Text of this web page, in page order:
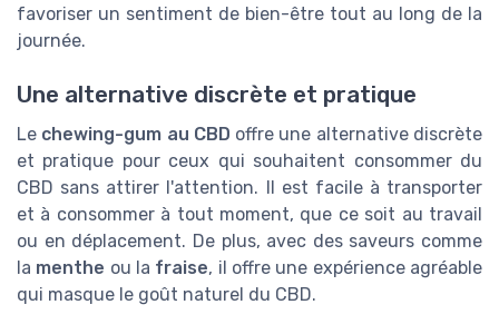
favoriser un sentiment de bien-être tout au long de la
journée.
Une alternative discrète et pratique
Le chewing-gum au CBD offre une alternative discrète
et pratique pour ceux qui souhaitent consommer du
CBD sans attirer l'attention. Il est facile à transporter
et à consommer à tout moment, que ce soit au travail
ou en déplacement. De plus, avec des saveurs comme
la menthe ou la fraise, il offre une expérience agréable
qui masque le goût naturel du CBD.